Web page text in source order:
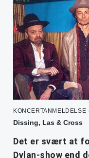
KONCERTANMELDELSE
Dissing, Las & Cross
Det er svært at
Dylan-show end